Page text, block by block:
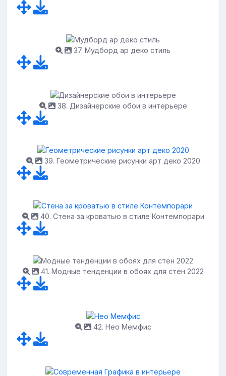
37. Мудборд ар деко стиль
38. Дизайнерские обои в интерьере
39. Геометрические рисунки арт деко 2020
40. Стена за кроватью в стиле Контемпорари
41. Модные тенденции в обоях для стен 2022
42. Нео Мемфис